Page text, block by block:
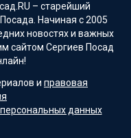
– старейший
Начиная с 2005
новостях и важных
сайтом Сергиев Посад
и правовая
данных